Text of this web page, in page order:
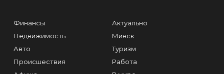
Финансы
Недвижимость
Авто
Происшествия
Актуально
Минск
Туризм
Работа